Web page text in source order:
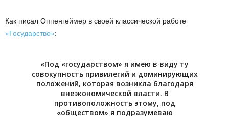
Как писал Оппенгеймер в своей классической работе
«Государство»:
«Под «государством» я имею в виду ту
совокупность привилегий и доминирующих
положений, которая возникла благодаря
внеэкономической власти. В
противоположность этому, под
«обществом» я подразумеваю